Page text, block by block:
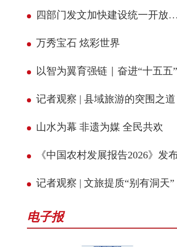
四部门发文加快建设统一开放的交通运输市场
万秀宝石 炫彩世界
以智为翼育强链｜奋进“十五五” 县域新征程
记者观察 | 县域旅游的突围之道
山水为幕 非遗为媒 全民共欢
《中国农村发展报告2026》发
记者观察 | 文旅提质“别有洞天”
电子报